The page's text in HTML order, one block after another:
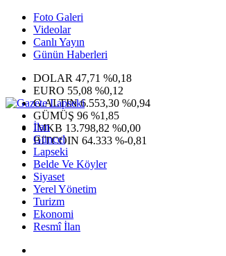
Foto Galeri
Videolar
Canlı Yayın
Günün Haberleri
DOLAR 47,71 %0,18
EURO 55,08 %0,12
G.ALTIN6.553,30 %0,94
GÜMÜŞ 96 %1,85
IMKB 13.798,82 %0,00
BITCOIN 64.333 %-0,81
İlan
Güncel
Lapseki
Belde Ve Köyler
Siyaset
Yerel Yönetim
Turizm
Ekonomi
Resmî İlan